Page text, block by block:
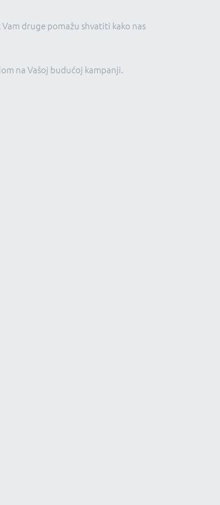
druge pomažu shvatiti kako nas
na Vašoj budućoj kampanji.